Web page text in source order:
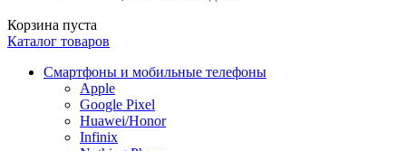
Корзина пуста
Каталог товаров
Смартфоны и мобильные телефоны
Apple
Google Pixel
Huawei/Honor
Infinix